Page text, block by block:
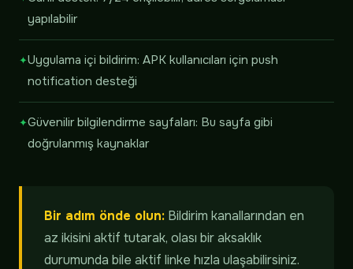
yapılabilir
Uygulama içi bildirim: APK kullanıcıları için push
notification desteği
Güvenilir bilgilendirme sayfaları: Bu sayfa gibi
doğrulanmış kaynaklar
Bir adım önde olun: Bildirim kanallarından en
az ikisini aktif tutarak, olası bir aksaklık
durumunda bile aktif linke hızla ulaşabilirsiniz.